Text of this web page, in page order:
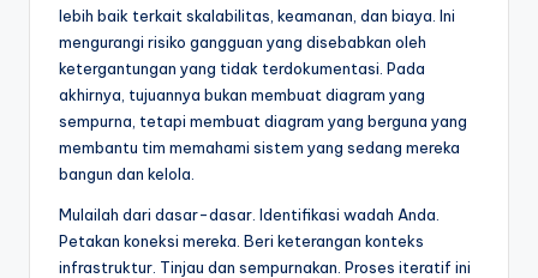
lebih baik terkait skalabilitas, keamanan, dan biaya. Ini
mengurangi risiko gangguan yang disebabkan oleh
ketergantungan yang tidak terdokumentasi. Pada
akhirnya, tujuannya bukan membuat diagram yang
sempurna, tetapi membuat diagram yang berguna yang
membantu tim memahami sistem yang sedang mereka
bangun dan kelola.
Mulailah dari dasar-dasar. Identifikasi wadah Anda.
Petakan koneksi mereka. Beri keterangan konteks
infrastruktur. Tinjau dan sempurnakan. Proses iteratif ini